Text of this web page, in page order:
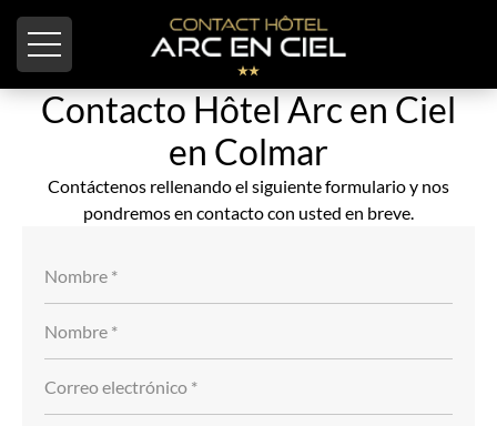
Contacto Hôtel Arc en Ciel
en Colmar
Contáctenos rellenando el siguiente formulario y nos
pondremos en contacto con usted en breve.